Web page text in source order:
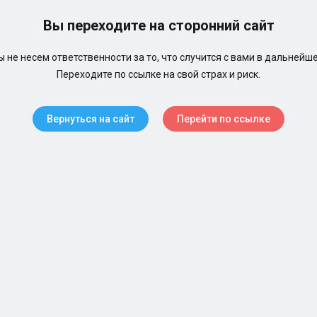
Вы переходите на сторонний сайт
не несем ответственности за то, что случится с вами в
Переходите по ссылке на свой страх и риск.
Вернуться на сайт Перейти по ссылке